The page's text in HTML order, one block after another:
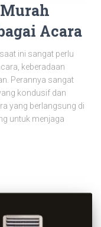
Acara
ini sangat perlu
keberadaan
Perannya sangat
kondusif dan
yang berlangsung di
untuk menjaga